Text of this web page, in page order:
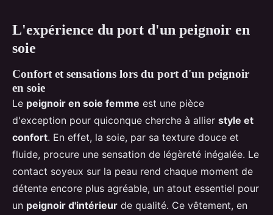
L'expérience du port d'un peignoir en
soie
Confort et sensations lors du port d'un peignoir
en soie
Le peignoir en soie femme est une pièce
d'exception pour quiconque cherche à allier style et
confort. En effet, la soie, par sa texture douce et
fluide, procure une sensation de légèreté inégalée. Le
contact soyeux sur la peau rend chaque moment de
détente encore plus agréable, un atout essentiel pour
un peignoir d'intérieur de qualité. Ce vêtement, en